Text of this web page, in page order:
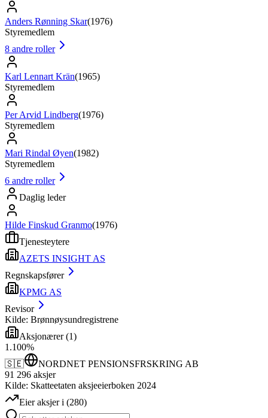
Anders Rønning Skar(1976)
Styremedlem
8 andre roller
Karl Lennart Krän(1965)
Styremedlem
Per Arvid Lindberg(1976)
Styremedlem
Mari Rindal Øyen(1982)
Styremedlem
6 andre roller
Daglig leder
Hilde Finskud Granmo(1976)
Tjenesteytere
AZETS INSIGHT AS
Regnskapsfører
KPMG AS
Revisor
Kilde: Brønnøysundregistrene
Aksjonærer(1)
1 .100%
🇸🇪
NORDNET PENSIONSFRSKRING AB
91 296 aksjer
Kilde: Skatteetaten aksjeeierboken 2024
Eier aksjer i (280)